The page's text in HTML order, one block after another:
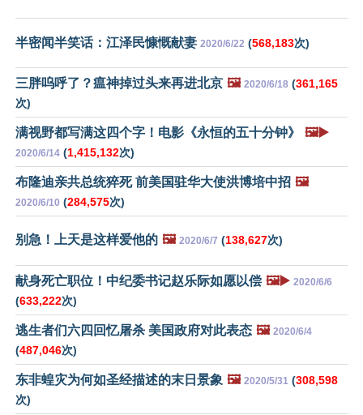
半密闻半笑话：江泽民慷慨献妻 2020/6/22 (568,183次)
三胖呜呼了？瘟神掉过头来再进北京 🖼️ 2020/6/18 (361,165
次)
满视野都写满这四个字！电影《永恒的五十分钟》 🖼️▶️
2020/6/14 (1,415,132次)
布隆迪亲共总统猝死 前美国驻华大使洪博培中招 🖼️
2020/6/10 (284,575次)
别急！上天是这样爱他的 🖼️ 2020/6/7 (138,627次)
献身死亡职位！中纪委书记赵乐际如愿以偿 🖼️▶️ 2020/6/6
(633,222次)
逃生者们六四回忆屠杀 美国政府对此表态 🖼️ 2020/6/4
(487,046次)
东非蝗灾为何如圣经描述的末日景象 🖼️ 2020/5/31 (308,598
次)